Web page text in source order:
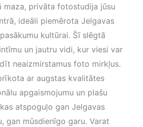
maza, privāta fotostudija jūsu
ideāli piemērota Jelgavas
kultūrai. Šī slēgtā
un jautru vidi, kur viesi var
neaizmirstamus foto mirkļus.
ar augstas kvalitātes
apgaismojumu un plašu
atspoguļo gan Jelgavas
gan mūsdienīgo garu. Varat